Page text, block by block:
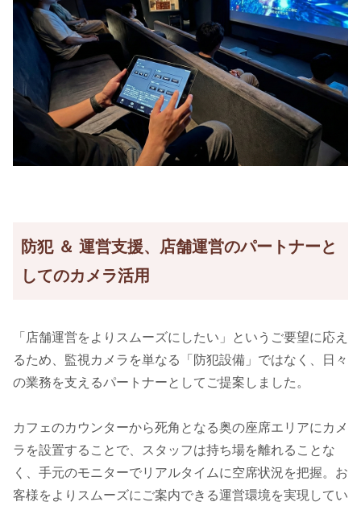
防犯 ＆ 運営支援、店舗運営のパートナーと
してのカメラ活用
「店舗運営をよりスムーズにしたい」というご要望に応え
るため、監視カメラを単なる「防犯設備」ではなく、日々
の業務を支えるパートナーとしてご提案しました。
カフェのカウンターから死角となる奥の座席エリアにカメ
ラを設置することで、スタッフは持ち場を離れることな
く、手元のモニターでリアルタイムに空席状況を把握。お
客様をよりスムーズにご案内できる運営環境を実現してい